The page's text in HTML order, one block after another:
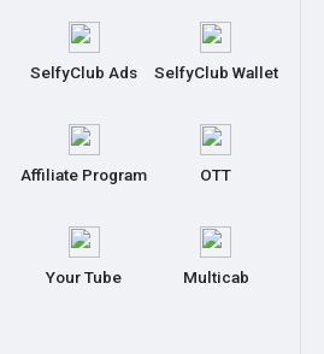
SelfyClub Ads SelfyClub Wallet
Affiliate Program OTT
Your Tube Multicab